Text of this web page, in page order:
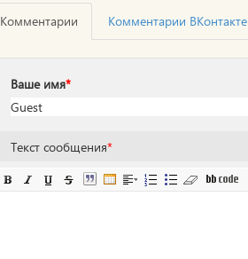
Комментарии Комментарии ВКонтакте
Ваше имя*
Текст сообщения*